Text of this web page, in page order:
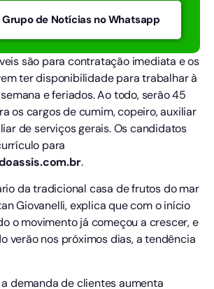
Grupo de Notícias no Whatsapp
são para contratação imediata e os
ter disponibilidade para trabalhar à
e feriados. Ao todo, serão 45
os cargos de cumim, copeiro, auxiliar
de serviços gerais. Os candidatos
para
.
da tradicional casa de frutos do mar
Giovanelli, explica que com o início
o movimento já começou a crescer, e
verão nos próximos dias, a tendência
demanda de clientes aumenta